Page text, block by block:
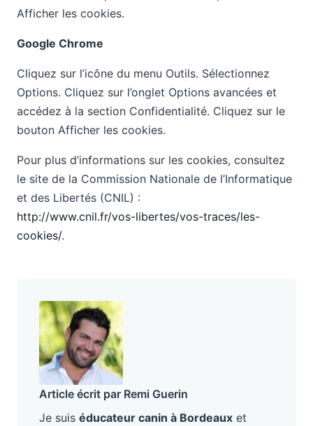
Afficher les cookies.
Google Chrome
Cliquez sur l’icône du menu Outils. Sélectionnez
Options. Cliquez sur l’onglet Options avancées et
accédez à la section Confidentialité. Cliquez sur le
bouton Afficher les cookies.
Pour plus d’informations sur les cookies, consultez
le site de la Commission Nationale de l’Informatique
et des Libertés (CNIL) :
http://www.cnil.fr/vos-libertes/vos-traces/les-
cookies/.
Article écrit par Remi Guerin
Je suis éducateur canin à Bordeaux et